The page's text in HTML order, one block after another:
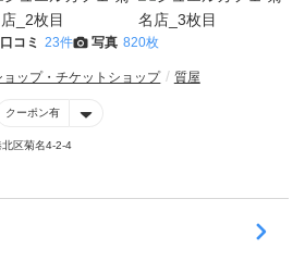
口コミ 23件 写真 820枚
ョップ・チケットショップ 質屋
クーポン有
区菊名4-2-4